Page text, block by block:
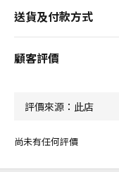
送貨及付款方式
顧客評價
尚未有任何評價